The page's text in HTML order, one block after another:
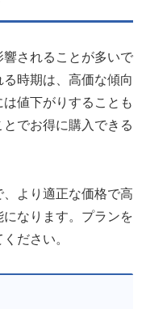
されることが多いで
時期は、高価な傾向
値下がりすることも
でお得に購入できる
より適正な価格で高
なります。プランを
ださい。